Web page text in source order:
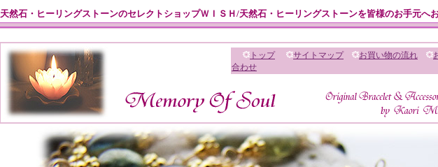
天然石・ヒーリングストーンのセレクトショップＷＩＳＨ/天然石・ヒーリングストーンを皆様のお手元へお
トップ サイトマップ お買い物の流れ
合わせ